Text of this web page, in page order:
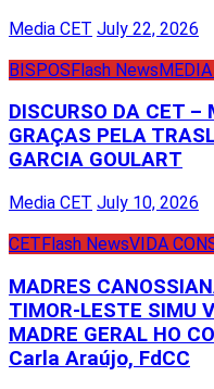
Media CET July 22, 2026
BISPOSFlash News
DISCURSO DA CET –
GRAÇAS PELA
GARCIA GOULART
Media CET July 10, 2026
CET Flash NewsVIDA
MADRES
TIMOR-LESTE SIMU
MADRE GERAL HO
Carla Araújo, FdCC